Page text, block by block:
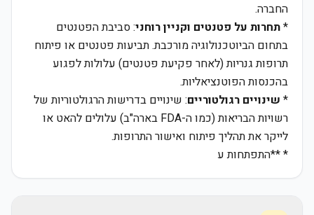
החברה.
*תחרות על פטנטים וקניין רוחני: סביבת הפטנטים
בתחום הביוטכנולוגיה מורכבת. תביעות פטנטים או פיתוח
תרופות גנריות (לאחר פקיעת פטנטים) עלולות לפגוע
בהכנסות הפוטנציאליות.
* שינויים רגולטוריים: שינויים בדרישות הרגולטוריות של
רשויות הבריאות (כמו ה-FDA בארה"ב) עלולים להאט או
לייקר את תהליך פיתוח ואישור התרופות.
* **התפתחות ע